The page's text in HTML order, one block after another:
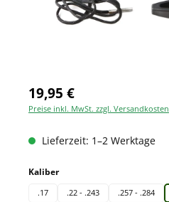
19,95 €
Preise inkl. MwSt. zzgl. Versandkosten
Lieferzeit: 1–2 Werktage
Kaliberauswählen
.17 .22 - .243 .257 - .284